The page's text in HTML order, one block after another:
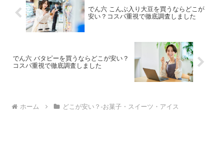
でん六 こんぶ入り大豆を買うならどこが
安い？コスパ重視で徹底調査しました
でん六 バタピーを買うならどこが安い？
コスパ重視で徹底調査しました
ホーム どこが安い？-お菓子・スイーツ・アイス